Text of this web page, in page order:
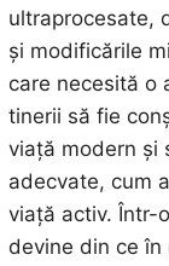
ultraprocesate,
și modificările
care necesită o
tinerii să fie
viață modern și
adecvate, cum
viață activ. Într-
devine din ce